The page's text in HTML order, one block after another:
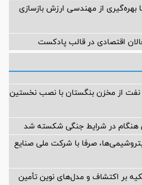
از مهندسی ارزش بازسازی
اقتصادی در قالب پادکست
از مخزن بنگستان با نصب نخستین
هنگام در شرایط جنگی شکسته شد
صرفا با شرکت ملی صنایع
بر اکتشاف و مدل‌های نوین تأمین